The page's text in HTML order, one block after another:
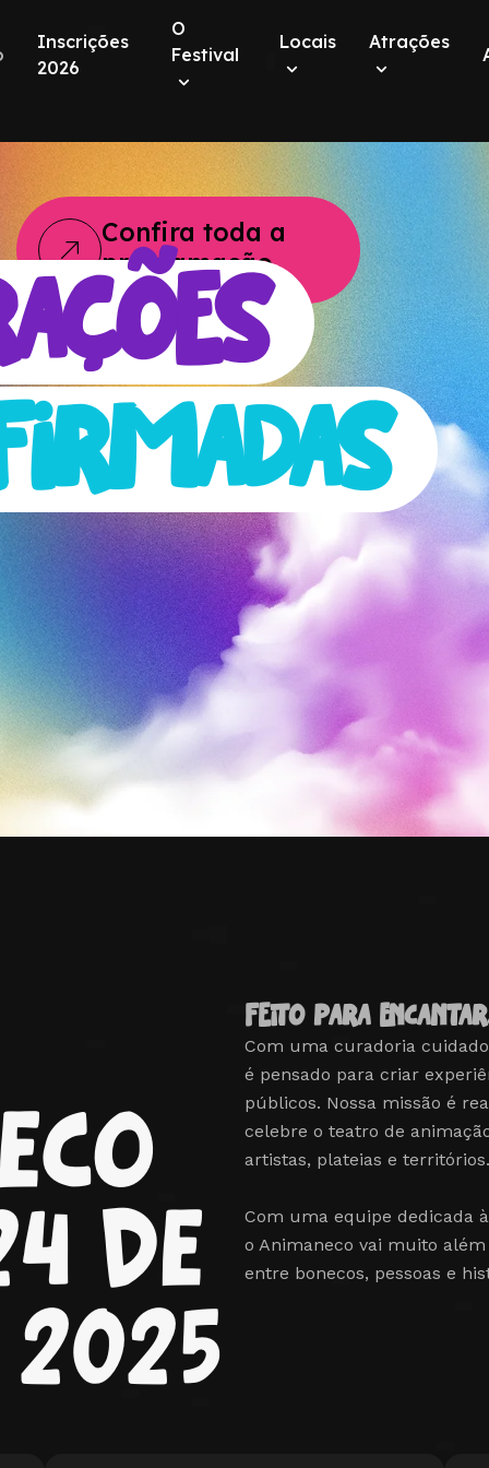
Inscrições
2026
O
Festival
Locais Atrações
Confira toda a
programação
DE
2025
feito para
Com uma curadoria
é pensado para criar
públicos. Nossa missão é
celebre o teatro de
artistas, plateias e territórios.
Com uma equipe dedicada
o Animaneco vai muito
entre bonecos, pessoas e